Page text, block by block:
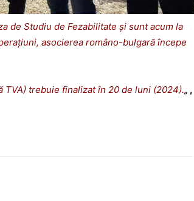
de Studiu de Fezabilitate și sunt acum la
asocierea româno-bulgară începe
TVA) trebuie finalizat în 20 de luni (2024).„ ,